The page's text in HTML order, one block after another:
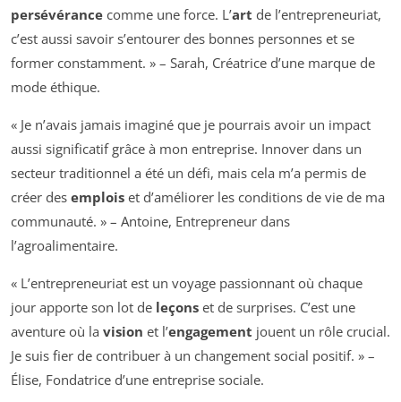
persévérance comme une force. L’art de l’entrepreneuriat,
c’est aussi savoir s’entourer des bonnes personnes et se
former constamment. » – Sarah, Créatrice d’une marque de
mode éthique.
« Je n’avais jamais imaginé que je pourrais avoir un impact
aussi significatif grâce à mon entreprise. Innover dans un
secteur traditionnel a été un défi, mais cela m’a permis de
créer des emplois et d’améliorer les conditions de vie de ma
communauté. » – Antoine, Entrepreneur dans
l’agroalimentaire.
« L’entrepreneuriat est un voyage passionnant où chaque
jour apporte son lot de leçons et de surprises. C’est une
aventure où la vision et l’engagement jouent un rôle crucial.
Je suis fier de contribuer à un changement social positif. » –
Élise, Fondatrice d’une entreprise sociale.